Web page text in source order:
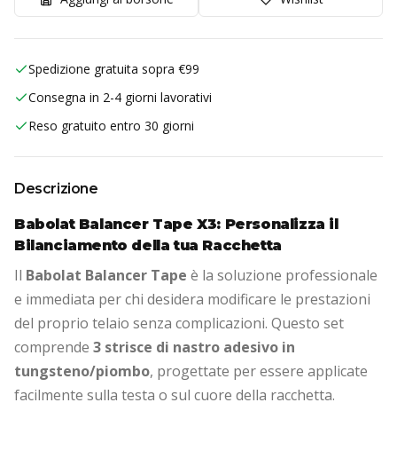
Spedizione gratuita sopra €99
Consegna in 2-4 giorni lavorativi
Reso gratuito entro 30 giorni
Descrizione
Babolat Balancer Tape X3: Personalizza il
Bilanciamento della tua Racchetta
Il Babolat Balancer Tape è la soluzione professionale
e immediata per chi desidera modificare le prestazioni
del proprio telaio senza complicazioni. Questo set
comprende 3 strisce di nastro adesivo in
tungsteno/piombo, progettate per essere applicate
facilmente sulla testa o sul cuore della racchetta.